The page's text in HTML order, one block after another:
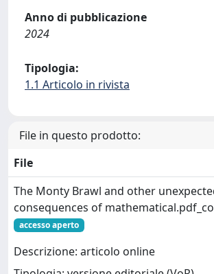
Anno di pubblicazione
2024
Tipologia:
1.1 Articolo in rivista
File in questo prodotto:
File
The Monty Brawl and other
consequences of
accesso aperto
Descrizione: articolo online